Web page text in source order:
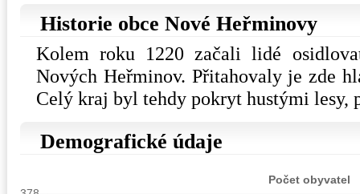
Historie obce Nové Heřminovy
Kolem roku 1220 začali lidé
Nových Heřminov. Přitahovaly je zde
Celý kraj byl tehdy pokryt hustými lesy,
Demografické údaje